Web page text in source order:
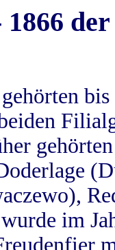
1866
im